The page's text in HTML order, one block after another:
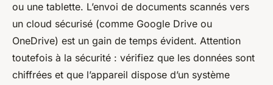
ou une tablette. L’envoi de documents scannés vers
un cloud sécurisé (comme Google Drive ou
OneDrive) est un gain de temps évident. Attention
toutefois à la sécurité : vérifiez que les données sont
chiffrées et que l’appareil dispose d’un système